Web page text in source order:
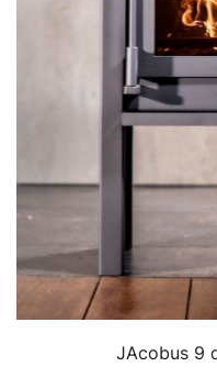
JAcobus 9